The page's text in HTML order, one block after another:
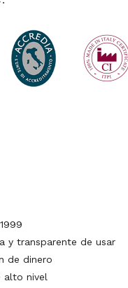
y transparente de usar
de dinero
alto nivel